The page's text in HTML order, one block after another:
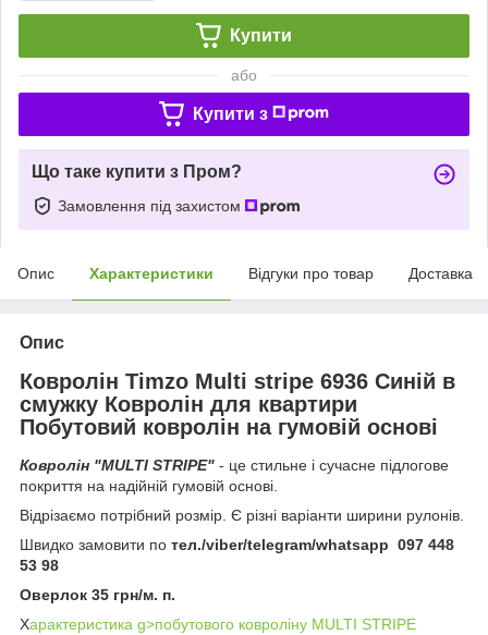
Купити
або
Купити з
Що таке купити з Пром?
Замовлення під захистом
Опис Характеристики Відгуки про товар Доставка
Опис
Ковролін Timzo Multi stripe 6936 Синій в
смужку Ковролін для квартири
Побутовий ковролін на гумовій основі
Ковролін "MULTI STRIPE" - це стильне і сучасне підлогове
покриття на надійній гумовій основі.
Відрізаємо потрібний розмір. Є різні варіанти ширини рулонів.
Швидко замовити по тел./viber/telegram/whatsapp 097 448
53 98
Оверлок 35 грн/м. п.
Характеристика g>побутового ковроліну MULTI STRIPE